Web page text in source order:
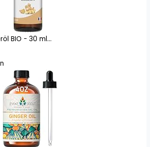
BIO - 30 ml...